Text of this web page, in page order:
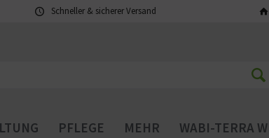
Schneller & sicherer Versand
PFLEGE MEHR WABI-TERRA